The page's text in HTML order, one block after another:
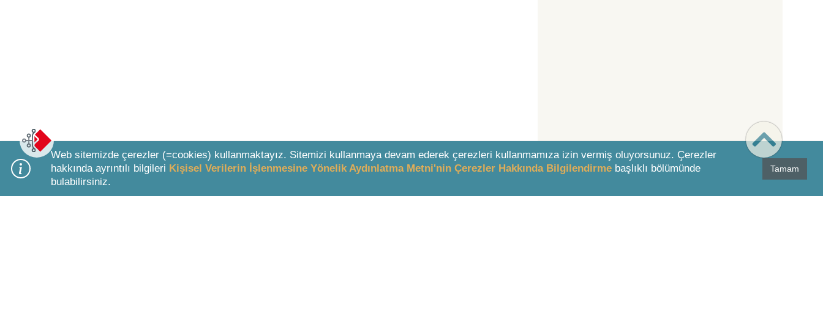
Bottom Search Toolbar Highlight Text
Web sitemizde çerezler (=cookies) kullanmaktayız. Sitemizi kullanmaya devam ederek çerezleri kullanmamıza izin vermiş oluyorsunuz. Çerezler
hakkında ayrıntılı bilgileri Kişisel Verilerin İşlenmesine Yönelik Aydınlatma Metni'nin Çerezler Hakkında Bilgilendirme başlıklı bölümünde
bulabilirsiniz.
Tamam